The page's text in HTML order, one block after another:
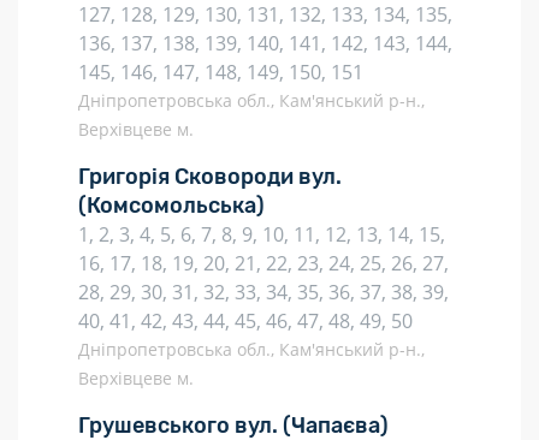
127, 128, 129, 130, 131, 132, 133, 134, 135,
136, 137, 138, 139, 140, 141, 142, 143, 144,
145, 146, 147, 148, 149, 150, 151
Дніпропетровська обл., Кам'янський р-н.,
Верхівцеве м.
Григорія Сковороди вул.
(Комсомольська)
1, 2, 3, 4, 5, 6, 7, 8, 9, 10, 11, 12, 13, 14, 15,
16, 17, 18, 19, 20, 21, 22, 23, 24, 25, 26, 27,
28, 29, 30, 31, 32, 33, 34, 35, 36, 37, 38, 39,
40, 41, 42, 43, 44, 45, 46, 47, 48, 49, 50
Дніпропетровська обл., Кам'янський р-н.,
Верхівцеве м.
Грушевського вул. (Чапаєва)